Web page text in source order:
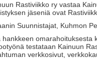
Rastiviikko ry vastaa
jäseniä ovat
Suunnistajat, Kuhmon
hankkeen omarahoituksesta
testataan Kainuun
verkkosivut,